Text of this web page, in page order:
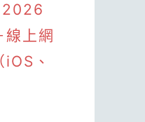
線上網
、